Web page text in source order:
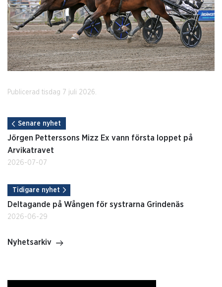
Publicerad tisdag 7 juli 2026.
Senare nyhet
Jörgen Petterssons Mizz Ex vann första loppet på
Arvikatravet
2026-07-07
Tidigare nyhet
Deltagande på Wången för systrarna Grindenäs
2026-06-29
Nyhetsarkiv